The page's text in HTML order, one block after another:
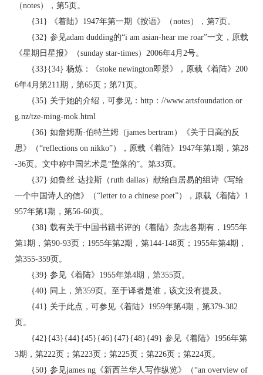
（notes），第5页。
{31} 《着陆》1947年第一期《按语》（notes），第7页。
{32} 参见adam dudding的“i am asian-hear me roar”一文，原载
《星期日星报》（sunday star-times）2006年4月2号。
{33}{34} 杨炼：《stoke newington即景》，原载《着陆》200
6年4月第211期，第65页；第71页。
{35} 关于她的介绍，可参见：http：//www.artsfoundation.or
g.nz/tze-ming-mok.html
{36} 如詹姆斯·伯特兰姆（james bertram）《关于日高的反
思》（“reflections on nikko”），原载《着陆》1947年第1期，第28
-36页。文中称中国艺术是“堕落的”。第33页。
{37} 如鲁丝·达拉斯（ruth dallas）献给白居易的组诗《写给
一个中国诗人的信》（“letter to a chinese poet”），原载《着陆》1
957年第1期，第56-60页。
{38} 载有关于中国书籍书评的《着陆》杂志各期有，1955年
第1期，第90-93页；1955年第2期，第144-148页；1955年第4期，
第355-359页。
{39} 参见《着陆》1955年第4期，第355页。
{40} 同上，第359页。至于译者是谁，该文没有提及。
{41} 关于此点，可参见《着陆》1959年第4期，第379-382
页。
{42}{43}{44}{45}{46}{47}{48}{49} 参见《着陆》1956年第
3期，第222页；第223页；第225页；第226页；第224页。
{50} 参见james ng《新西兰华人写作纵览》（“an overview of